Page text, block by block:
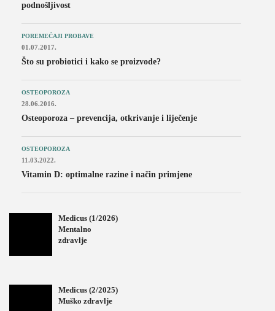
podnošljivost
POREMEĆAJI PROBAVE
01.07.2017.
Što su probiotici i kako se proizvode?
OSTEOPOROZA
28.06.2016.
Osteoporoza – prevencija, otkrivanje i liječenje
OSTEOPOROZA
11.03.2022.
Vitamin D: optimalne razine i način primjene
Medicus (1/2026)
Mentalno
zdravlje
Medicus (2/2025)
Muško zdravlje